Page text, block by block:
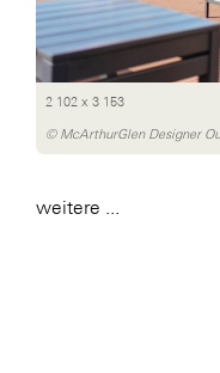
2 102 x 3 153
weitere ...